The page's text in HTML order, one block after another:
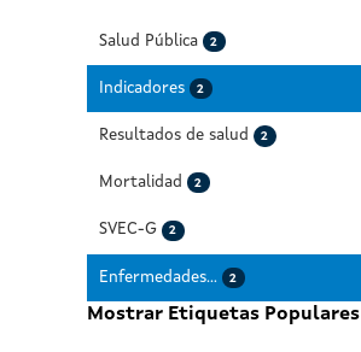
Salud Pública 2
Indicadores 2
Resultados de salud 2
Mortalidad 2
SVEC-G 2
Enfermedades... 2
Mostrar Etiquetas Populares